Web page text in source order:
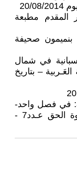
المقدم مطبعة
بنميمون صحيفة
في شمال
– بتاريخ
في فصل واحد-
لعبدالقادر المقدم ( طنجة) مجلة دعـوة الحق عـدد7 -